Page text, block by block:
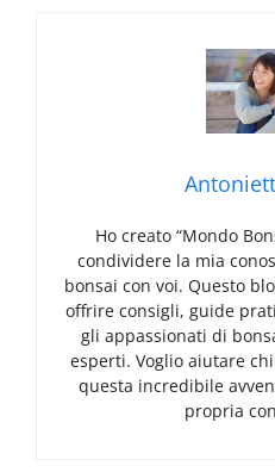
Ho creato “Mondo
condividere la mia
bonsai con voi. Questo
offrire consigli, guide
gli appassionati di
esperti. Voglio aiutare
questa incredibile
propria